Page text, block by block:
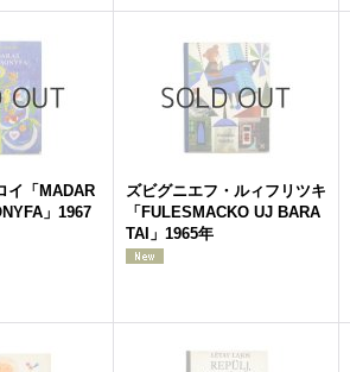
イ「MADAR
」1967
ズビグニエフ・ルィフリツキ
「FULESMACKO UJ BARA
TAI」1965年